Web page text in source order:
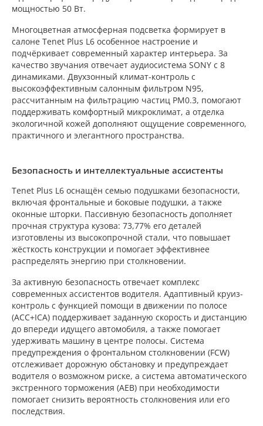
мощностью 50 Вт.
Многоцветная атмосферная подсветка формирует в
салоне Tenet Plus L6 особенное настроение и
подчёркивает современный характер интерьера. За
качество звучания отвечает аудиосистема SONY с 8
динамиками. Двухзонный климат-контроль с
высокоэффективным салонным фильтром N95,
рассчитанным на фильтрацию частиц PM0.3, помогают
поддерживать комфортный микроклимат, а отделка
экологичной кожей дополняют ощущение современного,
практичного и элегантного пространства.
Безопасность и интеллектуальные ассистенты
Tenet Plus L6 оснащён семью подушками безопасности,
включая фронтальные и боковые подушки, а также
оконные шторки. Пассивную безопасность дополняет
прочная структура кузова: 73,77% его деталей
изготовлены из высокопрочной стали, что повышает
жёсткость конструкции и помогает эффективнее
распределять энергию при столкновении.
За активную безопасность отвечает комплекс
современных ассистентов водителя. Адаптивный круиз-
контроль с функцией помощи в движении по полосе
(ACC+ICA) поддерживает заданную скорость и дистанцию
до впереди идущего автомобиля, а также помогает
удерживать машину в центре полосы. Система
предупреждения о фронтальном столкновении (FCW)
отслеживает дорожную обстановку и предупреждает
водителя о возможном риске, а система автоматического
экстренного торможения (AEB) при необходимости
помогает снизить вероятность столкновения или его
последствия.